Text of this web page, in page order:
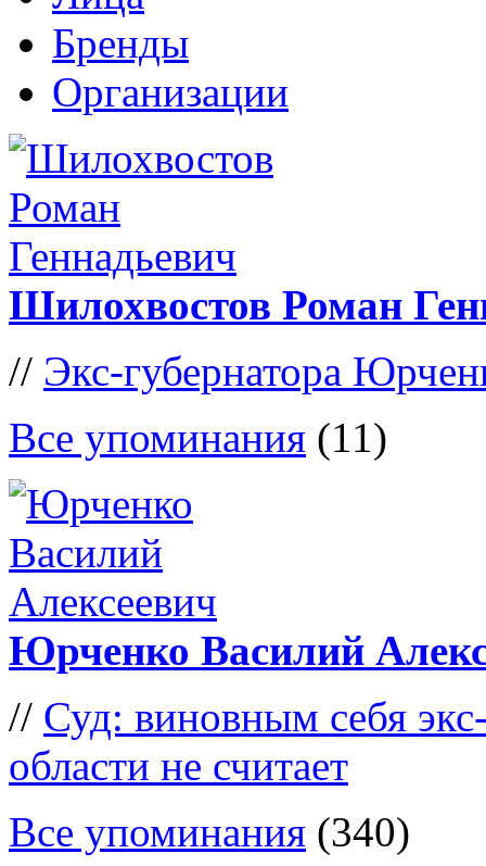
Бренды
Организации
Шилохвостов Роман
// Экс-губернатора
Все упоминания (11)
Юрченко Василий
// Суд: виновным себя
области не считает
Все упоминания (340)